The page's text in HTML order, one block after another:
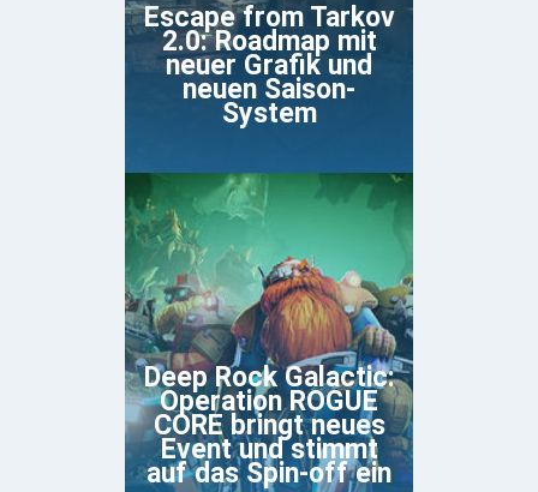
Escape from Tarkov
2.0: Roadmap mit
neuer Grafik und
neuen Saison-
System
Deep Rock Galactic:
Operation ROGUE
CORE bringt neues
Event und stimmt
auf das Spin-off ein